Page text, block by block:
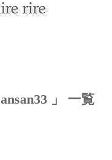
」 一覧